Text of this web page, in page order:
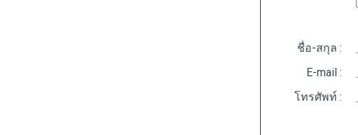
ชื่อ-สกุล :
E-mail :
โทรศัพท์ :